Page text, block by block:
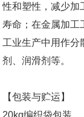
性和塑性，减少加
寿命；在金属加工
工业生产中用作分
剂、润滑剂等。
【包装与贮运】
20kg编织袋包装。